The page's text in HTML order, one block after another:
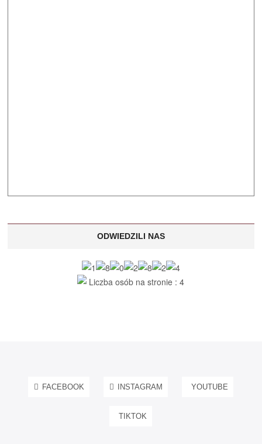
ODWIEDZILI NAS
Liczba osób na stronie : 4
FACEBOOK INSTAGRAM YOUTUBE
TIKTOK